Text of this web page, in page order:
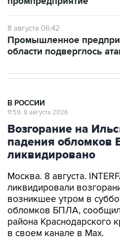
8 августа 06:42
Промышленное
области подверглось
В РОССИИ
11:59, 8 августа 2026
Возгорание на
падения обломков
ликвидировано
Москва. 8 августа.
ликвидировали
возникшее утром в
обломков БПЛА,
района Краснодарского
в своем канале в Max.